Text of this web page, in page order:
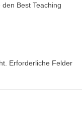
Best Teaching
Erforderliche Felder